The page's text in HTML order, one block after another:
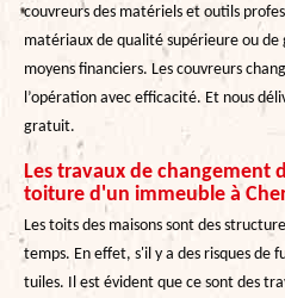
couvreurs des matériels et outils
matériaux de qualité supérieure ou de
moyens financiers. Les couvreurs
l’opération avec efficacité. Et nous
gratuit.
Les travaux de changement
toiture d'un immeuble à
Les toits des maisons sont des
temps. En effet, s'il y a des risques de
tuiles. Il est évident que ce sont des